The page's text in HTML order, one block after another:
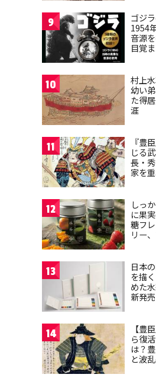
9
ゴジ
1954
音源
目覚
10
村上
幼い
た得
涯
11
『豊
じる
長・
家を
12
しっ
に果
糖フ
リー
13
日本
を描
めた
新発売
14
【豊
ら復
は？
と波